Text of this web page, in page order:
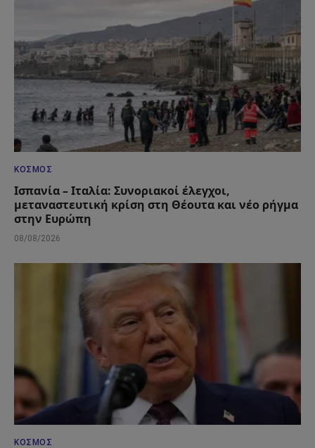
ΚΌΣΜΟΣ
Ισπανία – Ιταλία: Συνοριακοί έλεγχοι,
μεταναστευτική κρίση στη Θέουτα και νέο ρήγμα
στην Ευρώπη
08/08/2026
ΚΌΣΜΟΣ